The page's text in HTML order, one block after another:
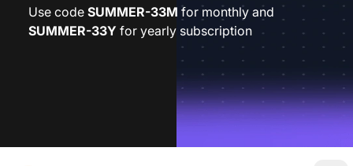
Use code SUMMER-33M for monthly and
SUMMER-33Y for yearly subscription